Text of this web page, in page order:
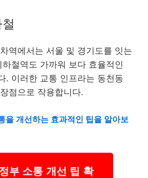
역에서는 서울 및 경기도를 잇는
철역도 가까워 보다 효율적인
. 이러한 교통 인프라는 동천동
점으로 작용합니다.
을 개선하는 효과적인 팁을 알아보
부 소통 개선 팁 확